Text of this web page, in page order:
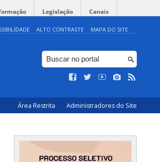
Legislação Canais
ALTO CONTRASTE MAPA DO SITE
Área Restrita Administradores do Site